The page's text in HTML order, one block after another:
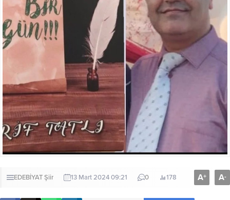
EDEBİYATŞiir 13 Mart 2024 09:21 0 178 A+ A-